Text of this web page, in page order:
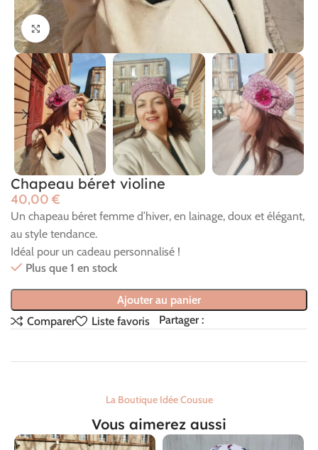
Cliquer pour agrandir
Chapeau béret violine
€
Un chapeau béret femme d’hiver, en lainage, doux et élégant,
au style tendance.
Idéal pour un cadeau personnalisé !
Plus que 1 en stock
Ajouter au panier
Comparer
Liste favoris Partager :
La Boutique Idée Cousue
Vous aimerez aussi